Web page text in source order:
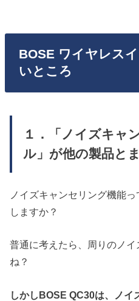
BOSE ワイヤレス
いところ
１．「ノイズキャ
ル」が他の製品と
ノイズキャンセリング機能
しますか？
普通に考えたら、周りのノ
ね？
しかしBOSE QC30は、ノイ